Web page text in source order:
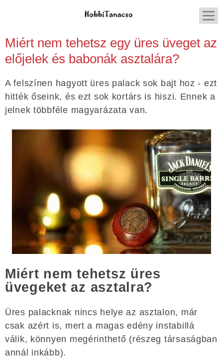
Miért nem tehetsz egy üres üveget az
előjelek és babonák asztalára?
A felszínen hagyott üres palack sok bajt hoz - ezt
hitték őseink, és ezt sok kortárs is hiszi. Ennek a
jelnek többféle magyarázata van.
Miért nem tehetsz üres
üvegeket az asztalra?
Üres palacknak ​​nincs helye az asztalon, már
csak azért is, mert a magas edény instabillá
válik, könnyen megérinthető (részeg társaságban
annál inkább).